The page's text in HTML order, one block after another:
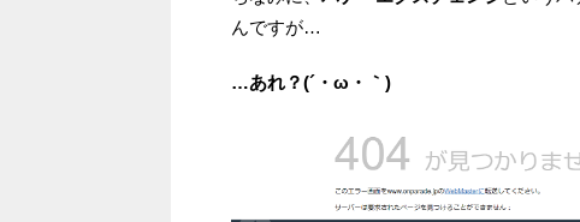
んですが…
…あれ？(´・ω・｀)